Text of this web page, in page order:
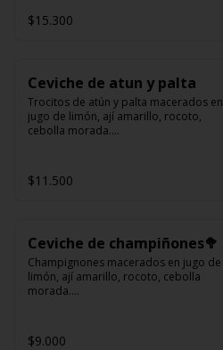
$15.300
Ceviche de atun y palta
Trocitos de atún y palta macerados en
jugo de limón, ají amarillo, rocoto,
cebolla morada.
$11.500
Ceviche de champiñones🥦
Champignones macerados en jugo de
limón, ají amarillo, rocoto, cebolla
morada.
$9.000